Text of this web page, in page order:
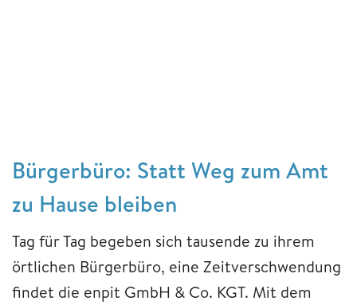
Bürgerbüro: Statt Weg zum Amt
zu Hause bleiben
Tag für Tag begeben sich tausende zu ihrem
örtlichen Bürgerbüro, eine Zeitverschwendung
findet die enpit GmbH & Co. KGT. Mit dem